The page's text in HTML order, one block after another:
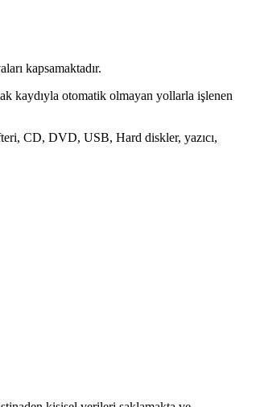
kapsamaktadır.
kaydıyla otomatik olmayan yollarla işlenen
CD, DVD, USB, Hard diskler, yazıcı,